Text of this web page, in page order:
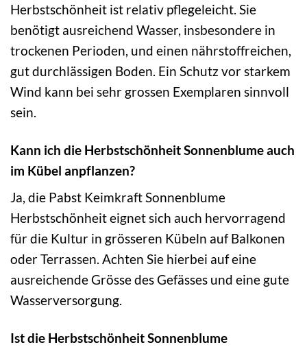
Herbstschönheit ist relativ pflegeleicht. Sie
benötigt ausreichend Wasser, insbesondere in
trockenen Perioden, und einen nährstoffreichen,
gut durchlässigen Boden. Ein Schutz vor starkem
Wind kann bei sehr grossen Exemplaren sinnvoll
sein.
Kann ich die Herbstschönheit Sonnenblume auch
im Kübel anpflanzen?
Ja, die Pabst Keimkraft Sonnenblume
Herbstschönheit eignet sich auch hervorragend
für die Kultur in grösseren Kübeln auf Balkonen
oder Terrassen. Achten Sie hierbei auf eine
ausreichende Grösse des Gefässes und eine gute
Wasserversorgung.
Ist die Herbstschönheit Sonnenblume